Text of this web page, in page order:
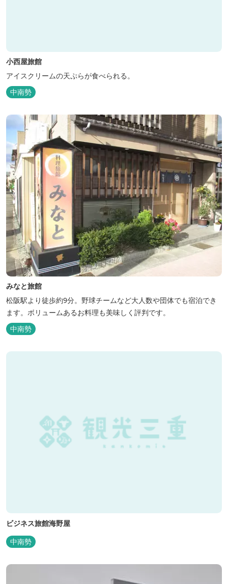
小西屋旅館
アイスクリームの天ぷらが食べられる。
中南勢
みなと旅館
松阪駅より徒歩約9分。野球チームなど大人数や団体でも宿泊でき
ます。ボリュームあるお料理も美味しく評判です。
中南勢
ビジネス旅館海野屋
中南勢